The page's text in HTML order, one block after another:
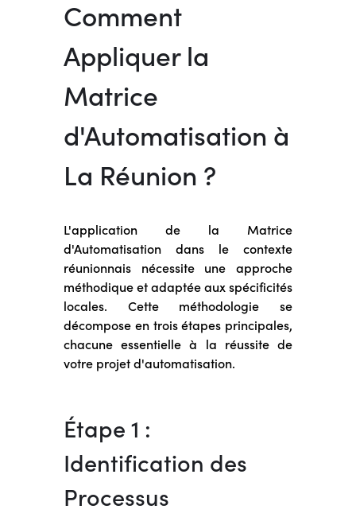
Comment
Appliquer la
Matrice
d'Automatisation à
La Réunion ?
L'application de la Matrice
d'Automatisation dans le contexte
réunionnais nécessite une approche
méthodique et adaptée aux spécificités
locales. Cette méthodologie se
décompose en trois étapes principales,
chacune essentielle à la réussite de
votre projet d'automatisation.
Étape 1 :
Identification des
Processus